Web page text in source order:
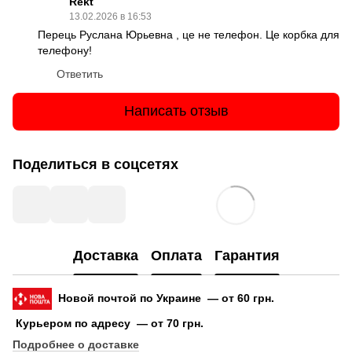
13.02.2026 в 16:53
Перець Руслана Юрьевна , це не телефон. Це корбка для
телефону!
Ответить
Написать отзыв
Поделиться в соцсетях
Доставка Оплата Гарантия
Новой почтой по Украине — от 60 грн.
Курьером по адресу — от 70 грн.
Подробнее о доставке